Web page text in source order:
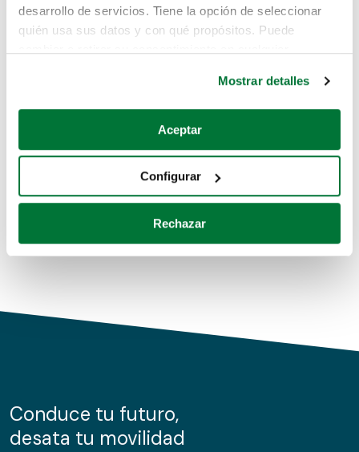
desarrollo de servicios. Tiene la opción de seleccionar
quién usa sus datos y con qué propósitos. Puede
Si lo permite, también quisiéramos:
Recopilar información sobre su ubicación geográfica
Identificar su dispositivo analizándolo activamente
para buscar características específicas (huellas
Obtenga más información sobre cómo se procesan sus
de cookies.
información sobre el uso que haga del sitio web con
nuestros partners de redes sociales, publicidad y análisis
Mostrar detalles
Aceptar
Configurar
Rechazar
Pero puedes encontrar el coche que estás
buscando en alguno de estos enlaces:
Coches de segunda mano
Coches de km0
Conduce tu futuro,
desata tu movilidad